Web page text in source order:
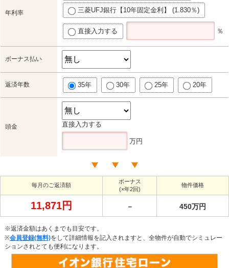
年利率 三菱UFJ銀行【10年固定金利】 (1.830％)
直接入力する ％
ボーナス払い
返済年数 35年 30年 25年 20年
頭金 直接入力する
万円
毎月のご返済額
ボーナス
(×年2回)
物件価格
11,871円 － 450万円
※返済金額はあくまでも目安です。
※会員登録(無料)をして詳細情報を記入されますと、全物件が自動でシミュレー
ションされとても便利になります。